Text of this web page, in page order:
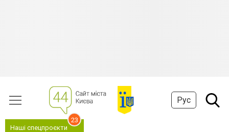
Рус
Наші спецпроєкти
23